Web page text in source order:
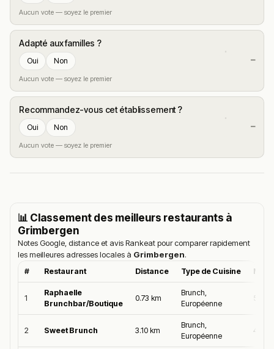
Aucun vote — soyez le premier
Adapté aux familles ?
Oui Non
Aucun vote — soyez le premier
—
Recommandez-vous cet établissement ?
Oui Non
Aucun vote — soyez le premier
—
📊 Classement des meilleurs restaurants à
Grimbergen
Notes Google, distance et avis Rankeat pour comparer rapidement
les meilleures adresses locales à Grimbergen.
# Restaurant Distance Type de Cuisine
1
Raphaelle
Brunchbar/Boutique
0.73 km
Brunch,
Européenne
5.0/5
2 Sweet Brunch 3.10 km
Brunch,
Européenne
4.9/5